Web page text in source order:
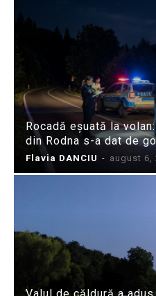
Rocadă eșuată la
din Rodna s-a dat de
Flavia DANCIU - august 6,